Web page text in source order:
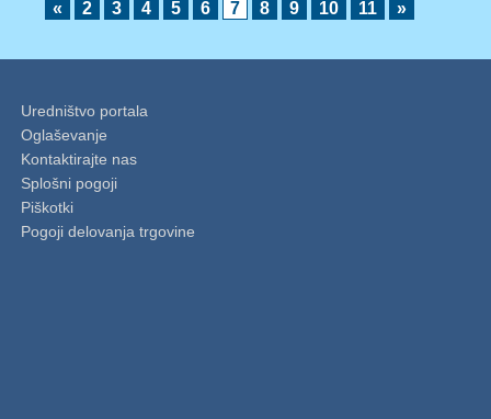
« 2 3 4 5 6 7 8 9 10 11 »
Uredništvo portala
Oglaševanje
Kontaktirajte nas
Splošni pogoji
Piškotki
Pogoji delovanja trgovine